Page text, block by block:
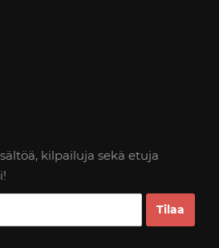
kilpailuja sekä etuja